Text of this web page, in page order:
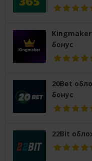
бонус
20Bet
бонус
22Bit